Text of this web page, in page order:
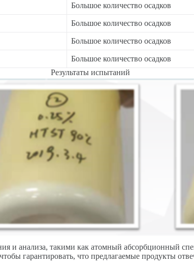
Большое количество осадков
Большое количество осадков
Большое количество осадков
Большое количество осадков
Результаты испытаний
и анализа, такими как атомный абсорбционный
гарантировать, что предлагаемые продукты